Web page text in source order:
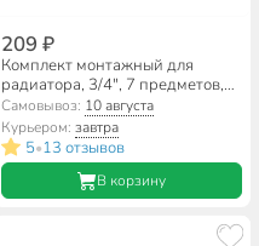
209 ₽
Комплект монтажный для
радиатора, 3/4", 7 предметов,
без кронштейна, Valfex, AD-
1001 3/4
Самовывоз: 10 августа
Курьером: завтра
5•13 отзывов
В корзину